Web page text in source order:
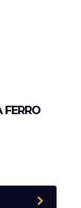
FERRO